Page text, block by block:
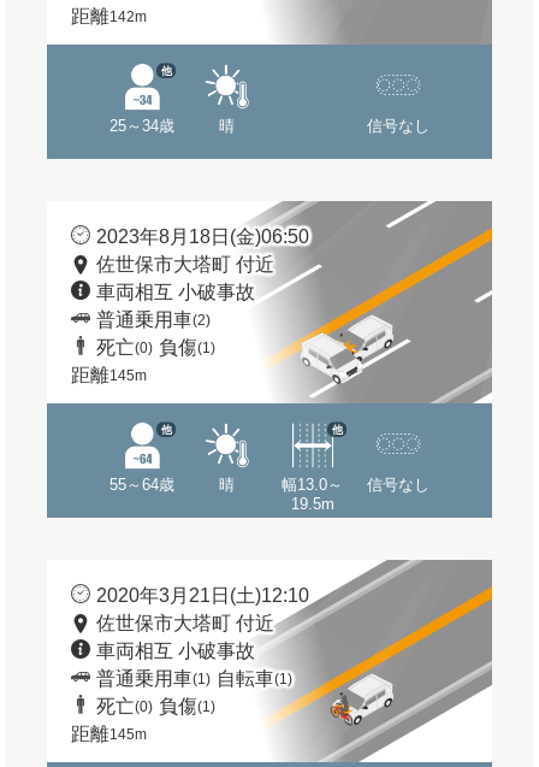
距離142m
25～34歳
他
晴 信号なし
2023年8月18日(金)06:50
佐世保市大塔町 付近
車両相互 小破事故
普通乗用車(2)
死亡(0) 負傷(1)
距離145m
55～64歳
他
晴
幅13.0～
19.5m
他
信号なし
2020年3月21日(土)12:10
佐世保市大塔町 付近
車両相互 小破事故
普通乗用車(1) 自転車(1)
死亡(0) 負傷(1)
距離145m